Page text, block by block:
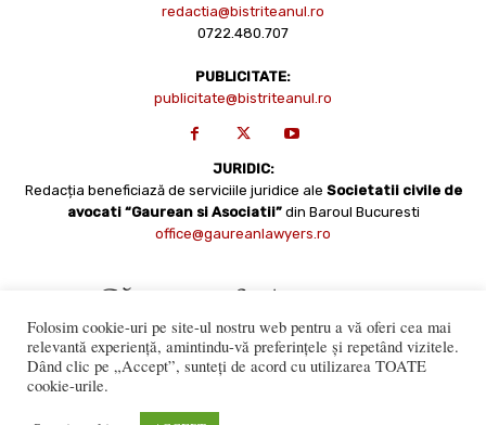
redactia@bistriteanul.ro
0722.480.707
PUBLICITATE:
publicitate@bistriteanul.ro
JURIDIC:
Redacția beneficiază de serviciile juridice ale Societatii civile de
avocati “Gaurean si Asociatii” din Baroul Bucuresti
office@gaureanlawyers.ro
Folosim cookie-uri pe site-ul nostru web pentru a vă oferi cea mai
relevantă experiență, amintindu-vă preferințele și repetând vizitele.
Dând clic pe „Accept”, sunteți de acord cu utilizarea TOATE
cookie-urile.